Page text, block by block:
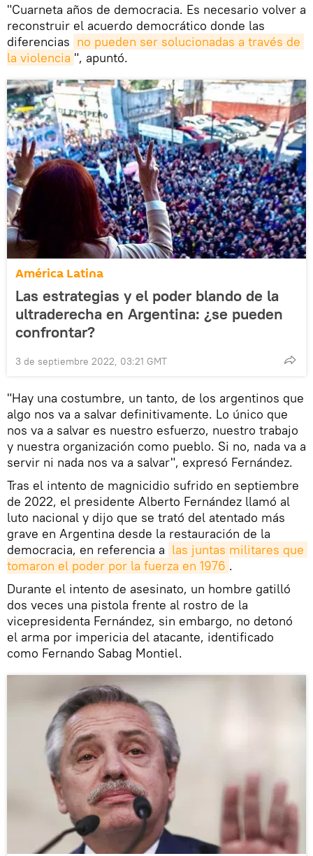
"Cuarneta años de democracia. Es necesario volver a
reconstruir el acuerdo democrático donde las
diferencias no pueden ser solucionadas a través de
la violencia ", apuntó.
América Latina
Las estrategias y el poder blando de la
ultraderecha en Argentina: ¿se pueden
confrontar?
3 de septiembre 2022, 03:21 GMT
"Hay una costumbre, un tanto, de los argentinos que
algo nos va a salvar definitivamente. Lo único que
nos va a salvar es nuestro esfuerzo, nuestro trabajo
y nuestra organización como pueblo. Si no, nada va a
servir ni nada nos va a salvar", expresó Fernández.
Tras el intento de magnicidio sufrido en septiembre
de 2022, el presidente Alberto Fernández llamó al
luto nacional y dijo que se trató del atentado más
grave en Argentina desde la restauración de la
democracia, en referencia a las juntas militares que
tomaron el poder por la fuerza en 1976 .
Durante el intento de asesinato, un hombre gatilló
dos veces una pistola frente al rostro de la
vicepresidenta Fernández, sin embargo, no detonó
el arma por impericia del atacante, identificado
como Fernando Sabag Montiel.